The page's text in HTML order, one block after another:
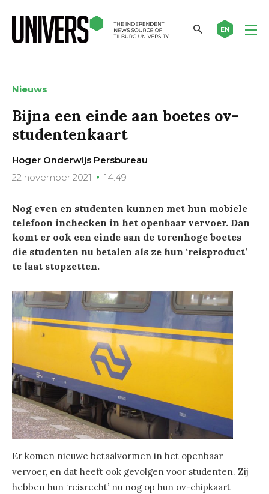
EN
Nieuws
Bijna een einde aan boetes ov-
studentenkaart
Hoger Onderwijs Persbureau
22 november 2021
14:49
Nog even en studenten kunnen met hun mobiele
telefoon inchecken in het openbaar vervoer. Dan
komt er ook een einde aan de torenhoge boetes
die studenten nu betalen als ze hun ‘reisproduct’
te laat stopzetten.
Er komen nieuwe betaalvormen in het openbaar
vervoer, en dat heeft ook gevolgen voor studenten. Zij
hebben hun ‘reisrecht’ nu nog op hun ov-chipkaart